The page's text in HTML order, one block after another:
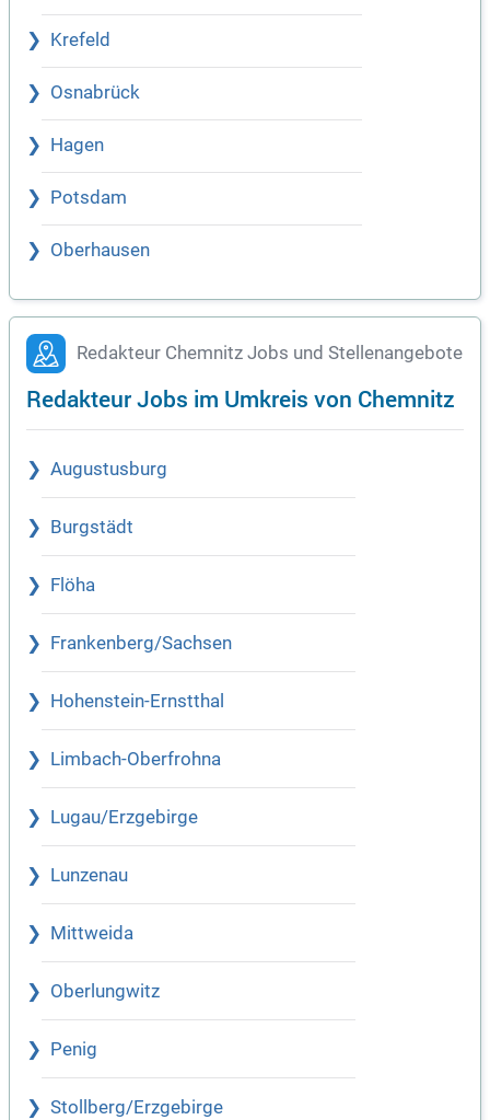
Krefeld
Osnabrück
Hagen
Potsdam
Oberhausen
Redakteur Chemnitz Jobs und Stellenangebote
Redakteur Jobs im Umkreis von Chemnitz
Augustusburg
Burgstädt
Flöha
Frankenberg/Sachsen
Hohenstein-Ernstthal
Limbach-Oberfrohna
Lugau/Erzgebirge
Lunzenau
Mittweida
Oberlungwitz
Penig
Stollberg/Erzgebirge